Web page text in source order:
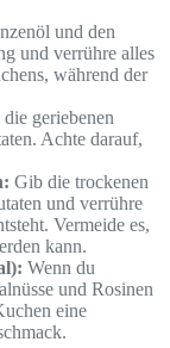
und den
und verrühre alles
während der
die geriebenen
Achte darauf,
Gib die trockenen
und verrühre
Vermeide es,
kann.
Wenn du
und Rosinen
eine